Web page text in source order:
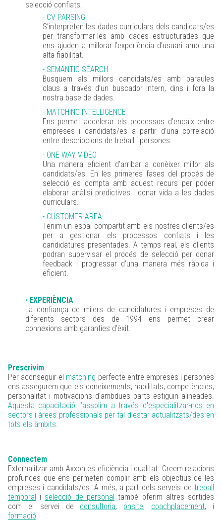
selecció confiats.
- CV PARSING
S’interpreten les dades curriculars dels candidats/es
per transformar-les amb dades estructurades que
ens ajuden a millorar l’experiència d’usuari amb una
alta fiabilitat.
- SEMANTIC SEARCH
Busquem als millors candidats/es amb paraules
claus a través d’un buscador intern, dins i fora la
nostra base de dades.
- MATCHING INTELLIGENCE
Ens permet accelerar els processos d’encaix entre
empreses i candidats/es a partir d’una correlació
entre descripcions de treball i persones.
- ONE WAY VIDEO
Una manera eficient d’arribar a conèixer millor als
candidats/es. En les primeres fases del procés de
selecció es compta amb aquest recurs per poder
elaborar anàlisi predictives i donar vida a les dades
curriculars.
- CUSTOMER AREA
Tenim un espai compartit amb els nostres clients/es
per a gestionar els processos confiats i les
candidatures presentades. A temps real, els clients
podran supervisar el procés de selecció per donar
feedback i progressar d’una manera més ràpida i
eficient.
· EXPERIÈNCIA
La confiança de milers de candidatures i empreses de
diferents sectors des de 1994 ens permet crear
connexions amb garanties d'èxit.
Prescrivim
Per aconseguir el matching perfecte entre empreses i persones
ens assegurem que els coneixements, habilitats, competències,
personalitat i motivacions d'ambdues parts estiguin alineades.
Aquesta capacitació l’assolim a través d'especialitzar-nos en
sectors i àrees professionals per tal d'estar actualitzats/des en
tots els àmbits.
Connectem
Externalitzar amb Axxon és eficiència i qualitat. Creem relacions
profundes que ens permeten complir amb els objectius de les
empreses i candidats/es. A més, a part dels serveis de treball
temporal i selecció de personal també oferim altres sortides
com el servei de consultoria, onsite, coachplacement, i
formació